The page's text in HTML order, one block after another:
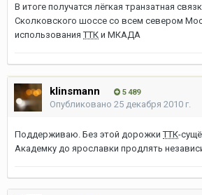
В итоге получатся лёгкая транзатная
Сколковского шоссе со всем севером
использованияТТК и МКАДА
klinsmann 5 489
Опубликовано 25 декабря 2010 г.
Поддерживаю. Без этой дорожкиТТК-
Академку до ярославки продлять